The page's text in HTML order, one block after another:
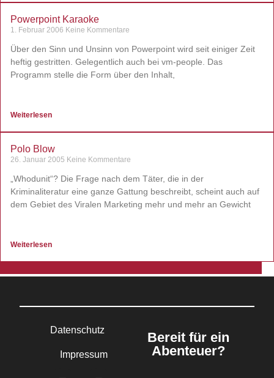
Powerpoint Karaoke
1. Februar 2006 Keine Kommentare
Über den Sinn und Unsinn von Powerpoint wird seit einiger Zeit
heftig gestritten. Gelegentlich auch bei vm-people. Das
Programm stelle die Form über den Inhalt,
Weiterlesen
Polo Blow
26. Januar 2005 Keine Kommentare
„Whodunit“? Die Frage nach dem Täter, die in der
Kriminaliteratur eine ganze Gattung beschreibt, scheint auch auf
dem Gebiet des Viralen Marketing mehr und mehr an Gewicht
Weiterlesen
Datenschutz
Impressum
Bereit für ein
Abenteuer?